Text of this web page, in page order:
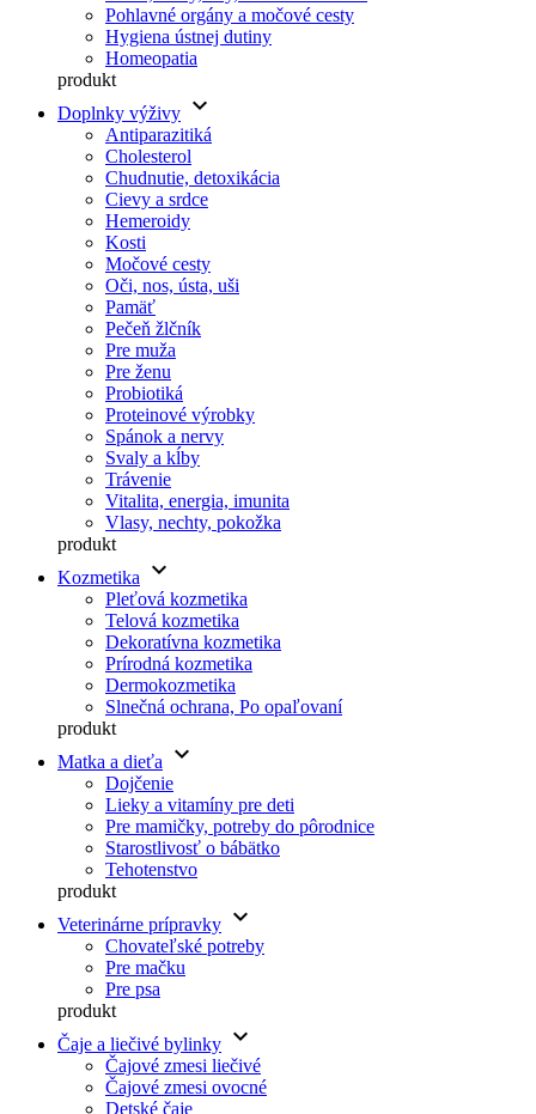
Pohlavné orgány a močové cesty
Hygiena ústnej dutiny
Homeopatia
produkt
Doplnky výživy keyboard_arrow_down
Antiparazitiká
Cholesterol
Chudnutie, detoxikácia
Cievy a srdce
Hemeroidy
Kosti
Močové cesty
Oči, nos, ústa, uši
Pamäť
Pečeň žlčník
Pre muža
Pre ženu
Probiotiká
Proteinové výrobky
Spánok a nervy
Svaly a kĺby
Trávenie
Vitalita, energia, imunita
Vlasy, nechty, pokožka
produkt
Kozmetika
keyboard_arrow_down
Pleťová kozmetika
Telová kozmetika
Dekoratívna kozmetika
Prírodná kozmetika
Dermokozmetika
Slnečná ochrana, Po opaľovaní
produkt
Matka a dieťa
keyboard_arrow_down
Dojčenie
Lieky a vitamíny pre deti
Pre mamičky, potreby do pôrodnice
Starostlivosť o bábätko
Tehotenstvo
produkt
Veterinárne prípravky keyboard_arrow_down
Chovateľské potreby
Pre mačku
Pre psa
produkt
Čaje a liečivé bylinky keyboard_arrow_down
Čajové zmesi liečivé
Čajové zmesi ovocné
Detské čaje